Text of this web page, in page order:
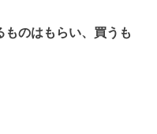
ものはもらい、買うも